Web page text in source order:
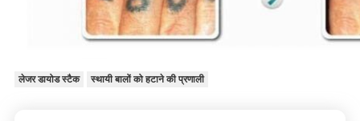
लेजर डायोड स्टैक स्थायी बालों को हटाने की प्रणाली